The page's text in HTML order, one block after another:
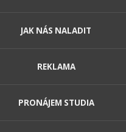
JAK NÁS NALADIT
REKLAMA
PRONÁJEM STUDIA